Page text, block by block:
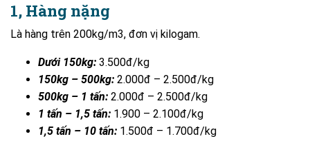
1, Hàng nặng
Là hàng trên 200kg/m3, đơn vị kilogam.
Dưới 150kg: 3.500đ/kg
150kg – 500kg: 2.000đ – 2.500đ/kg
500kg – 1 tấn: 2.000đ – 2.500đ/kg
1 tấn – 1,5 tấn: 1.900 – 2.100đ/kg
1,5 tấn – 10 tấn: 1.500đ – 1.700đ/kg